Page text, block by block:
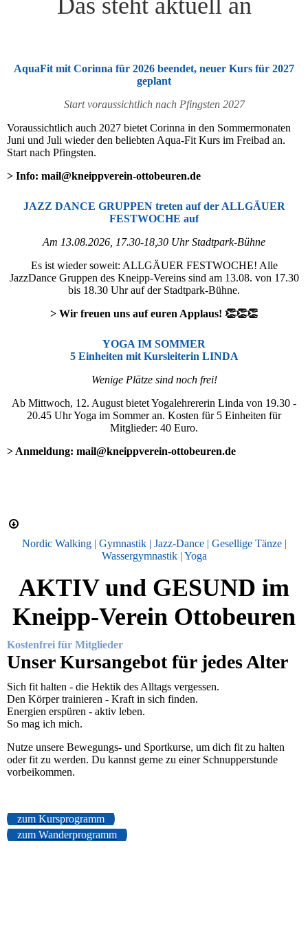
Das steht aktuell an
AquaFit mit Corinna für 2026 beendet, neuer Kurs für 2027
geplant
Start voraussichtlich nach Pfingsten 2027
Voraussichtlich auch 2027 bietet Corinna in den Sommermonaten
Juni und Juli wieder den beliebten Aqua-Fit Kurs im Freibad an.
Start nach Pfingsten.
> Info: mail@kneippverein-ottobeuren.de
JAZZ DANCE GRUPPEN treten auf der ALLGÄUER
FESTWOCHE auf
Am 13.08.2026, 17.30-18,30 Uhr Stadtpark-Bühne
Es ist wieder soweit: ALLGÄUER FESTWOCHE! Alle
JazzDance Gruppen des Kneipp-Vereins sind am 13.08. von 17.30
bis 18.30 Uhr auf der Stadtpark-Bühne.
> Wir freuen uns auf euren Applaus! 👏👏👏
YOGA IM SOMMER
5 Einheiten mit Kursleiterin LINDA
Wenige Plätze sind noch frei!
Ab Mittwoch, 12. August bietet Yogalehrererin Linda von 19.30 -
20.45 Uhr Yoga im Sommer an. Kosten für 5 Einheiten für
Mitglieder: 40 Euro.
> Anmeldung: mail@kneippverein-ottobeuren.de
Nordic Walking | Gymnastik | Jazz-Dance | Gesellige Tänze |
Wassergymnastik | Yoga
AKTIV und GESUND im
Kneipp-Verein Ottobeuren
Kostenfrei für Mitglieder
Unser Kursangebot für jedes Alter
Sich fit halten - die Hektik des Alltags vergessen.
Den Körper trainieren - Kraft in sich finden.
Energien erspüren - aktiv leben.
So mag ich mich.
Nutze unsere Bewegungs- und Sportkurse, um dich fit zu halten
oder fit zu werden. Du kannst gerne zu einer Schnupperstunde
vorbeikommen.
zum Kursprogramm
zum Wanderprogramm